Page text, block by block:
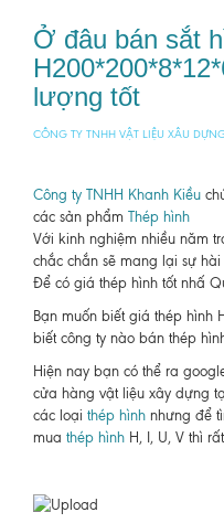
Ở đâu bán sắt
lượng tốt
CÔNG TY TNHH VẬT LIỆU XÂU
Công ty TNHH Khanh Kiều
các sản phẩm Thép hình
Với kinh nghiệm nhiều năm
chắc chắn sẽ mang lại sự
Để có giá thép hình tốt nhấ
Bạn muốn biết giá thép hình
biết công ty nào bán thép
Hiện nay bạn có thể ra
cửa hàng vật liệu xây dựng
các loại thép hình nhưng để
mua thép hình H, I, U, V thì